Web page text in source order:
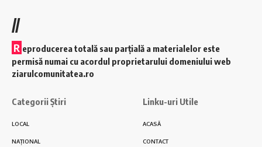
//
R eproducerea totală sau parțială a materialelor este
permisă numai cu acordul proprietarului domeniului web
ziarulcomunitatea.ro
Categorii Știri
LOCAL
NAȚIONAL
Linku-uri Utile
ACASĂ
CONTACT